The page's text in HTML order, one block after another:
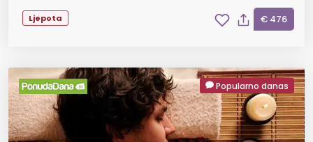
Ljepota € 476
Popularno danas